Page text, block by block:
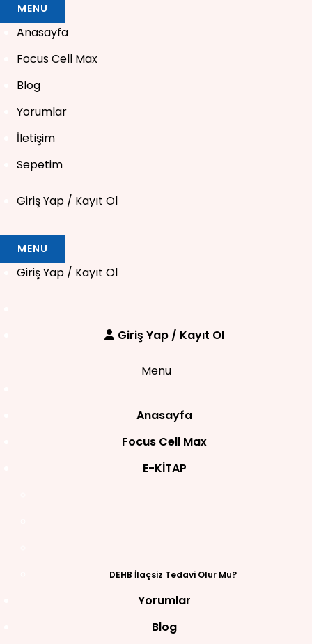
MENU
Anasayfa
Focus Cell Max
Blog
Yorumlar
İletişim
Sepetim
Giriş Yap / Kayıt Ol
MENU
Giriş Yap / Kayıt Ol
Giriş Yap / Kayıt Ol
Menu
Anasayfa
Focus Cell Max
E-KİTAP
DEHB İlaçsiz Tedavi Olur Mu?
Yorumlar
Blog